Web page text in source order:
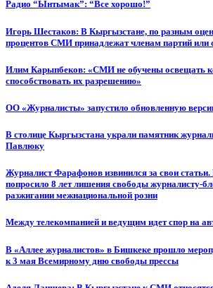
Радио “Ынтымак”: “Все хорошо!”
Игорь Шестаков: В Кыргызстане, по разным
процентов СМИ принадлежат членам партий или
Илим Карыпбеков: «СМИ не обучены освещать
способствовать их разрешению»
ОО «Журналисты» запустило обновленную
В столице Кыргызстана украли памятник
Павлюку
Журналист Фарафонов извинился за свои статьи.
попросило 8 лет лишения свободы журналисту-
разжигании межнациональной розни
Между телекомпанией и ведущим идет спор на
В «Аллее журналистов» в Бишкеке прошло
к 3 мая Всемирному дню свободы прессы